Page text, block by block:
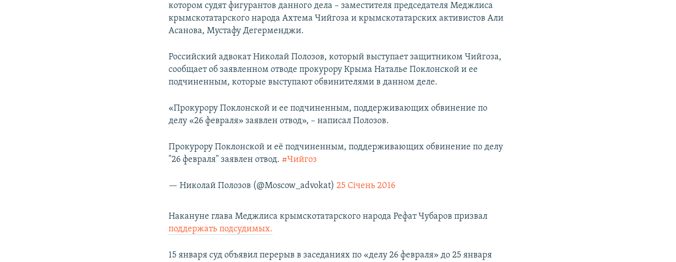
котором судят фигурантов данного дела – заместителя председателя Меджлиса
крымскотатарского народа Ахтема Чийгоза и крымскотатарских активистов Али
Асанова, Мустафу Дегерменджи.
Российский адвокат Николай Полозов, который выступает защитником Чийгоза,
сообщает об заявленном отводе прокурору Крыма Наталье Поклонской и ее
подчиненным, которые выступают обвинителями в данном деле.
«Прокурору Поклонской и ее подчиненным, поддерживающих обвинение по
делу «26 февраля» заявлен отвод», – написал Полозов.
Прокурору Поклонской и её подчиненным, поддерживающих обвинение по делу
"26 февраля" заявлен отвод. #Чийгоз
— Николай Полозов (@Moscow_advokat)25 Січень 2016
Накануне глава Меджлиса крымскотатарского народа Рефат Чубаров призвал
поддержать подсудимых.
15 января суд объявил перерыв в заседаниях по «делу 26 февраля» до 25 января